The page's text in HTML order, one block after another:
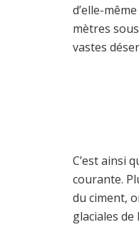
d’elle-
mètres
vastes
C’est ainsi
courante.
du ciment,
glaciales de